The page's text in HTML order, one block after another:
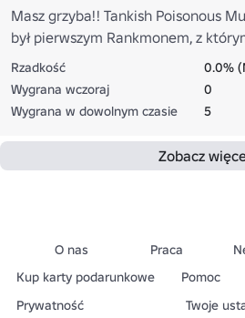
Masz grzyba!! Tankish Poisonous
był pierwszym Rankmonem, z
Zennym. Element grzybowy:
250 lbCiało ataku: Cała prędkość
Rzadkość
0.0%
Wygrana wczoraj
0
Wygrana w dowolnym czasie
5
Zobacz
O nas Praca
Kup karty podarunkowe
Pomoc
Prywatność
Twoje